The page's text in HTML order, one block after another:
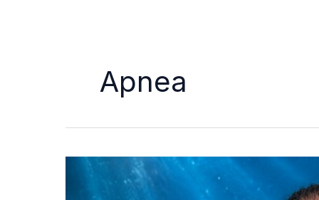
Apnea